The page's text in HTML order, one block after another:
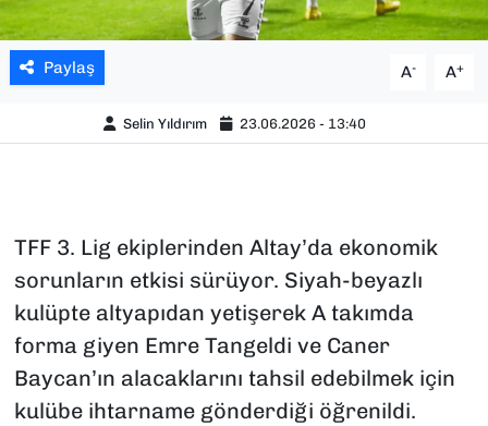
Paylaş A- A+
Selin Yıldırım 23.06.2026 - 13:40
TFF 3. Lig ekiplerinden Altay’da ekonomik
sorunların etkisi sürüyor. Siyah-beyazlı
kulüpte altyapıdan yetişerek A takımda
forma giyen Emre Tangeldi ve Caner
Baycan’ın alacaklarını tahsil edebilmek için
kulübe ihtarname gönderdiği öğrenildi.